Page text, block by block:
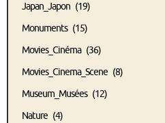
Japan_Japon (19)
Monuments(15)
Movies_Cinéma(36)
Movies_Cinema_Scene (8)
Museum_Musées(12)
Nature (4)